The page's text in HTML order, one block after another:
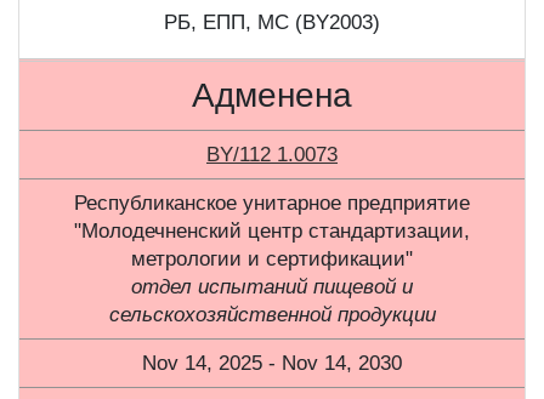
РБ, ЕПП, МС (BY2003)
Адменена
BY/112 1.0073
Республиканское унитарное предприятие
"Молодечненский центр стандартизации,
метрологии и сертификации"
отдел испытаний пищевой и
сельскохозяйственной продукции
Nov 14, 2025 - Nov 14, 2030